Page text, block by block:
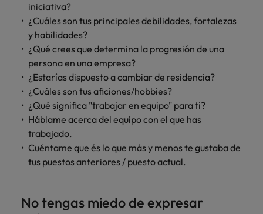
iniciativa?
¿Cuáles son tus principales debilidades, fortalezas
y habilidades?
¿Qué crees que determina la progresión de una
persona en una empresa?
¿Estarías dispuesto a cambiar de residencia?
¿Cuáles son tus aficiones/hobbies?
¿Qué significa "trabajar en equipo" para ti?
Háblame acerca del equipo con el que has
trabajado.
Cuéntame que és lo que más y menos te gustaba de
tus puestos anteriores / puesto actual.
No tengas miedo de expresar